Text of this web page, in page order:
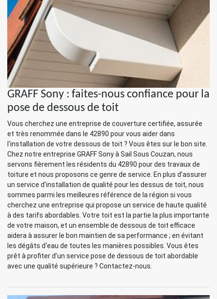
GRAFF Sony : faites-nous confiance pour la
pose de dessous de toit
Vous cherchez une entreprise de couverture certifiée, assurée
et très renommée dans le 42890 pour vous aider dans
l'installation de votre dessous de toit ? Vous êtes sur le bon site.
Chez notre entreprise GRAFF Sony à Sail Sous Couzan, nous
servons fièrement les résidents du 42890 pour des travaux de
toiture et nous proposons ce genre de service. En plus d’assurer
un service d'installation de qualité pour les dessus de toit, nous
sommes parmi les meilleures référence de la région si vous
cherchez une entreprise qui propose un service de haute qualité
à des tarifs abordables. Votre toit est la partie la plus importante
de votre maison, et un ensemble de dessous de toit efficace
aidera à assurer le bon maintien de sa performance ; en évitant
les dégâts d'eau de toutes les manières possibles. Vous êtes
prêt à profiter d’un service pose de dessous de toit abordable
avec une qualité supérieure ? Contactez-nous.